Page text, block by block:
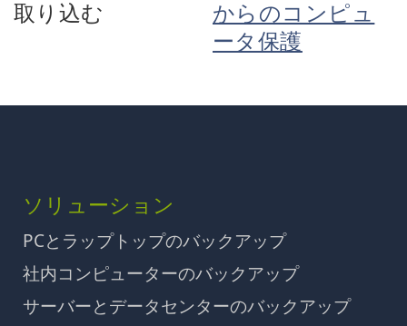
取り込む
からのコンピュ
ータ保護
ソリューション
PCとラップトップのバックアップ
社内コンピューターのバックアップ
サーバーとデータセンターのバックアップ